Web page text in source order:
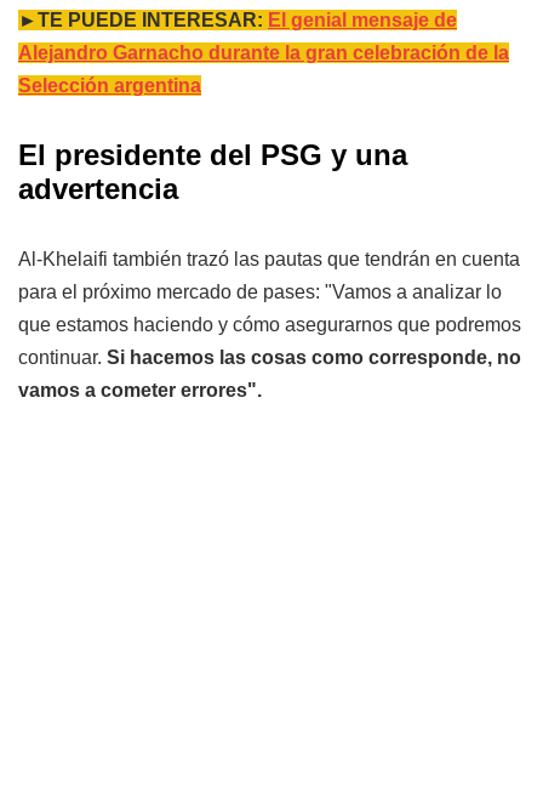
►TE PUEDE INTERESAR: El genial mensaje de
Alejandro Garnacho durante la gran celebración de la
Selección argentina
El presidente del PSG y una
advertencia
Al-Khelaifi también trazó las pautas que tendrán en cuenta
para el próximo mercado de pases: "Vamos a analizar lo
que estamos haciendo y cómo asegurarnos que podremos
continuar. Si hacemos las cosas como corresponde, no
vamos a cometer errores".